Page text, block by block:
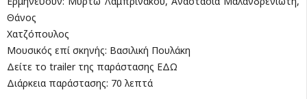
Θάνος
Χατζόπουλος
Μουσικός επί σκηνής: Βασιλική Πουλάκη
Δείτε το trailer της παράστασης ΕΔΩ
Διάρκεια παράστασης: 70 λεπτά